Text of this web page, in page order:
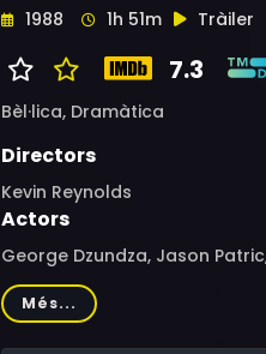
1988 1h 51m Tràiler
7.3
Bèl·lica, Dramàtica
Directors
Kevin Reynolds
Actors
George Dzundza, Jason
Jeraffi, Shoshi Marciano,
Osnat Mor, Rami Heuberger,
Més...